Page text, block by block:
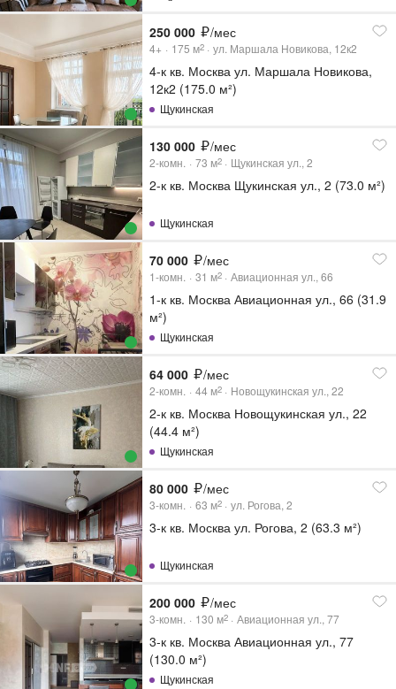
250 000 /мес
4+ 175 м2 ул. Маршала Новикова, 12к2
4-к кв. Москва ул. Маршала Новикова,
12к2 (175.0 м²)
Щукинская
130 000 /мес
2-комн. 73 м2 Щукинская ул., 2
2-к кв. Москва Щукинская ул., 2 (73.0 м²)
Щукинская
70 000 /мес
1-комн. 31 м2 Авиационная ул., 66
1-к кв. Москва Авиационная ул., 66 (31.9
м²)
Щукинская
64 000 /мес
2-комн. 44 м2 Новощукинская ул., 22
2-к кв. Москва Новощукинская ул., 22
(44.4 м²)
Щукинская
80 000 /мес
3-комн. 63 м2 ул. Рогова, 2
3-к кв. Москва ул. Рогова, 2 (63.3 м²)
Щукинская
200 000 /мес
3-комн. 130 м2 Авиационная ул., 77
3-к кв. Москва Авиационная ул., 77
(130.0 м²)
Щукинская